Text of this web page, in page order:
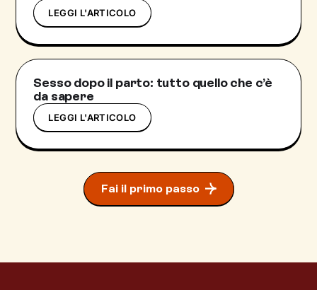
LEGGI L'ARTICOLO
Sesso dopo il parto: tutto quello che c’è
da sapere
LEGGI L'ARTICOLO
Fai il primo passo